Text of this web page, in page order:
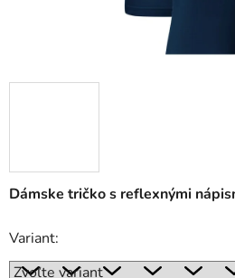
Dámske tričko s reflexnými
Variant: